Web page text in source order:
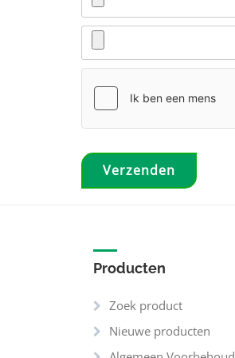
Producten
Zoek product
Nieuwe producten